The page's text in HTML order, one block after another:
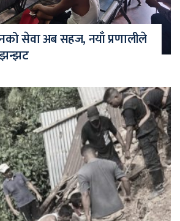
सेवा अब सहज, नयाँ प्रणालीले